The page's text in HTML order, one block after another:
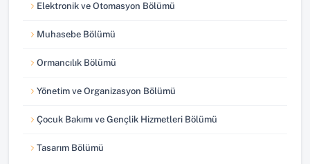
Elektronik ve Otomasyon Bölümü
Muhasebe Bölümü
Ormancılık Bölümü
Yönetim ve Organizasyon Bölümü
Çocuk Bakımı ve Gençlik Hizmetleri Bölümü
Tasarım Bölümü